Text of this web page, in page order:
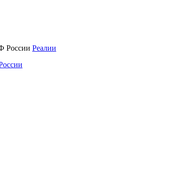
Реалии